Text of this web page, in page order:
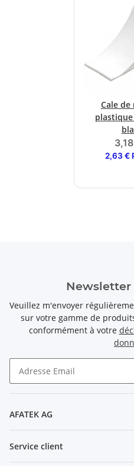
Cale de
2,63 €
Newsletter
Veuillez m'envoyer
sur votre gamme de
conformément à votre
AFATEK AG
Service client